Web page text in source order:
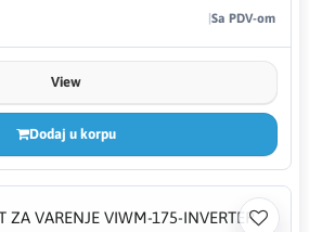
Sa PDV-om
View
Dodaj u korpu